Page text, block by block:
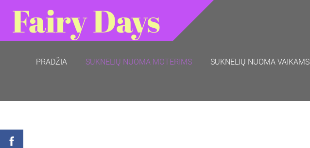
Fairy Days
PRADŽIA SUKNELIŲ NUOMA MOTERIMS SUKNELIŲ NUOMA VAIKAMS